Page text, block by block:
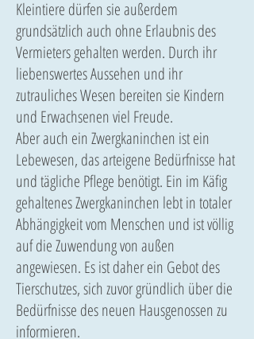
Kleintiere dürfen sie außerdem
grundsätzlich auch ohne Erlaubnis des
Vermieters gehalten werden. Durch ihr
liebenswertes Aussehen und ihr
zutrauliches Wesen bereiten sie Kindern
und Erwachsenen viel Freude.
Aber auch ein Zwergkaninchen ist ein
Lebewesen, das arteigene Bedürfnisse hat
und tägliche Pflege benötigt. Ein im Käfig
gehaltenes Zwergkaninchen lebt in totaler
Abhängigkeit vom Menschen und ist völlig
auf die Zuwendung von außen
angewiesen. Es ist daher ein Gebot des
Tierschutzes, sich zuvor gründlich über die
Bedürfnisse des neuen Hausgenossen zu
informieren.